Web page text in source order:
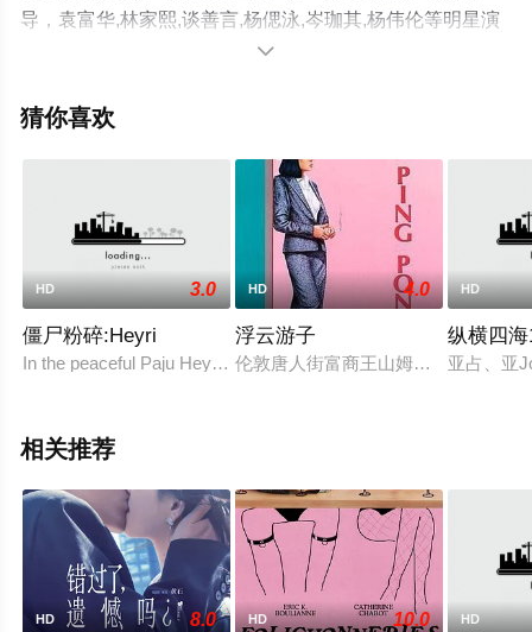
导，袁富华,林家熙,谈善言,杨偲泳,岑珈其,杨伟伦等明星演
员精彩演绎的香港电影，手机免费观看高清未删减完整版
影、电视猫或剧情网等平台了解。

猜你喜欢
HD 3.0
僵尸粉碎:Heyri
In the peaceful Paju Heyri Art Village, a zombie incident suddenly
HD 4.0
浮云游子
伦敦唐人街富商王山姆，神秘的死在
HD
纵横四海
亚占、亚
相关推荐
HD 8.0 HD 10.0 HD